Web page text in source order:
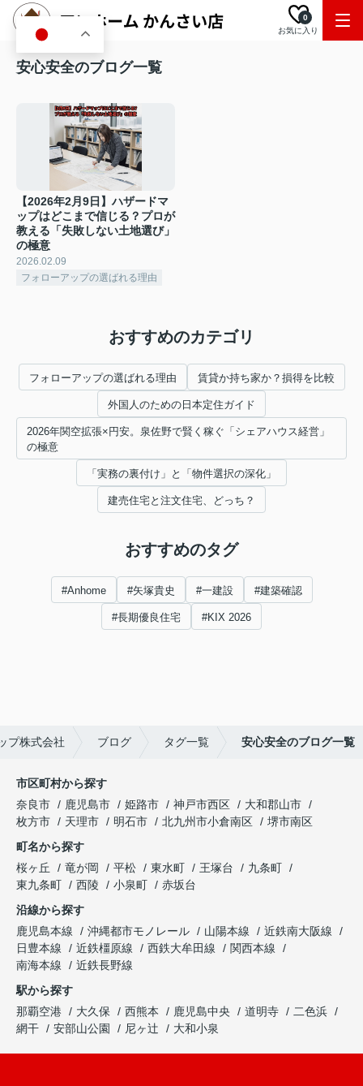
お気に入り
0
安心安全のブログ一覧
【2026年2月9日】ハザードマ
ップはどこまで信じる？プロが
教える「失敗しない土地選び」
の極意
2026.02.09
フォローアップの選ばれる理由
おすすめのカテゴリ
フォローアップの選ばれる理由 賃貸か持ち家か？損得を比較
外国人のための日本定住ガイド
2026年関空拡張×円安。泉佐野で賢く稼ぐ「シェアハウス経営」
の極意
「実務の裏付け」と「物件選択の深化」
建売住宅と注文住宅、どっち？
おすすめのタグ
#Anhome #矢塚貴史 #一建設 #建築確認
#長期優良住宅 #KIX 2026
プ株式会社 ブログ タグ一覧 安心安全のブログ一覧
市区町村から探す
奈良市
鹿児島市 姫路市 神戸市西区
大和郡山市
枚方市
天理市 明石市 北九州市小倉南区
堺市南区
町名から探す
桜ヶ丘
竜が岡 平松 東水町 王塚台
九条町
東九条町
西陵 小泉町
赤坂台
沿線から探す
鹿児島本線
沖縄都市モノレール 山陽本線
近鉄南大阪線
日豊本線
近鉄橿原線 西鉄大牟田線
関西本線
南海本線
近鉄長野線
駅から探す
那覇空港
大久保 西熊本 鹿児島中央 道明寺
二色浜
網干
安部山公園 尼ヶ辻 大和小泉